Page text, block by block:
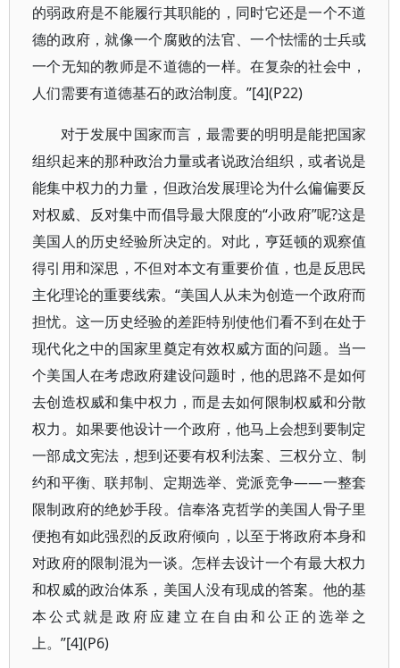
的弱政府是不能履行其职能的，同时它还是一个不道
德的政府，就像一个腐败的法官、一个怯懦的士兵或
一个无知的教师是不道德的一样。在复杂的社会中，
人们需要有道德基石的政治制度。”[4](P22)
对于发展中国家而言，最需要的明明是能把国家
组织起来的那种政治力量或者说政治组织，或者说是
能集中权力的力量，但政治发展理论为什么偏偏要反
对权威、反对集中而倡导最大限度的“小政府”呢?这是
美国人的历史经验所决定的。对此，亨廷顿的观察值
得引用和深思，不但对本文有重要价值，也是反思民
主化理论的重要线索。“美国人从未为创造一个政府而
担忧。这一历史经验的差距特别使他们看不到在处于
现代化之中的国家里奠定有效权威方面的问题。当一
个美国人在考虑政府建设问题时，他的思路不是如何
去创造权威和集中权力，而是去如何限制权威和分散
权力。如果要他设计一个政府，他马上会想到要制定
一部成文宪法，想到还要有权利法案、三权分立、制
约和平衡、联邦制、定期选举、党派竞争——一整套
限制政府的绝妙手段。信奉洛克哲学的美国人骨子里
便抱有如此强烈的反政府倾向，以至于将政府本身和
对政府的限制混为一谈。怎样去设计一个有最大权力
和权威的政治体系，美国人没有现成的答案。他的基
本公式就是政府应建立在自由和公正的选举之
上。”[4](P6)